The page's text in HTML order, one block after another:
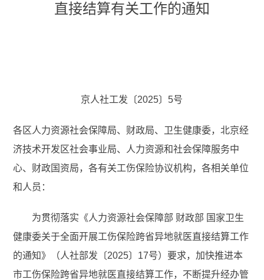
直接结算有关工作的通知
京人社工发〔2025〕5号
各区人力资源社会保障局、财政局、卫生健康委，北京经
济技术开发区社会事业局、人力资源和社会保障服务中
心、财政国资局，各有关工伤保险协议机构，各相关单位
和人员：
为贯彻落实《人力资源社会保障部 财政部 国家卫生
健康委关于全面开展工伤保险跨省异地就医直接结算工作
的通知》（人社部发〔2025〕17号）要求，加快推进本
市工伤保险跨省异地就医直接结算工作，不断提升经办管